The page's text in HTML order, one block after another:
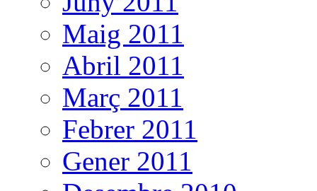
Maig 2011
Abril 2011
Març 2011
Febrer 2011
Gener 2011